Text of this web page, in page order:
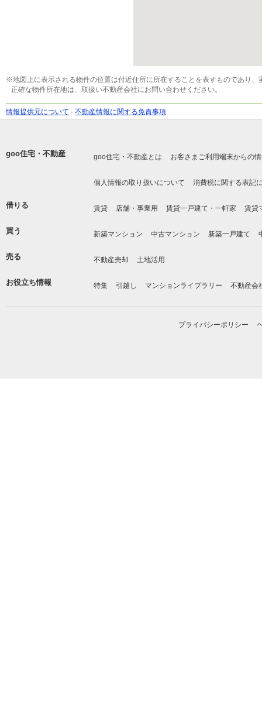
※地図上に表示される物件の位置は付近住所に所在することを表すものであり
正確な物件所在地は、取扱い不動産会社にお問い合わせください。
情報提供元について - 不動産情報に関する免責事項
goo住宅・不動産 goo住宅・不動産とは お客さまご利用端末からの
個人情報の取り扱いについて 消費税に関する表記
借りる 賃貸 店舗・事業用 賃貸一戸建て・一軒家 賃貸
買う 新築マンション 中古マンション 新築一戸建て
売る 不動産売却 土地活用
お役立ち情報 特集 引越し マンションライブラリー 不動産会
プライバシーポリシー